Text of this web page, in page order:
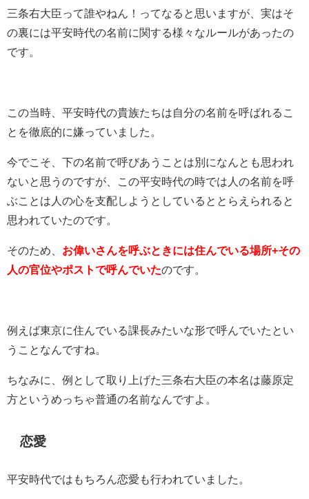
三条右大臣って誰やねん！ってなると思いますが、実はそ
の裏には平安時代の名前に関する様々なルールがあったの
です。
この当時、平安時代の貴族たちは自分の名前を呼ばれるこ
とを徹底的に嫌っていました。
今でこそ、下の名前で呼びあうことは別になんとも思われ
ないと思うのですが、この平安時代の時では人の名前を呼
ぶことは人の心を支配しようとしているととらえられると
思われていたのです。
そのため、 お偉いさんを呼ぶときには住んでいる場所+その
人の官位やポストで呼んでいたのです。
例えば東京に住んでいる課長みたいな形で呼んでいたとい
うことなんですね。
ちなみに、例として取り上げた三条右大臣の本名は藤原定
方というめっちゃ普通の名前なんですよ。
恋愛
平安時代ではもちろん恋愛も行われていました。